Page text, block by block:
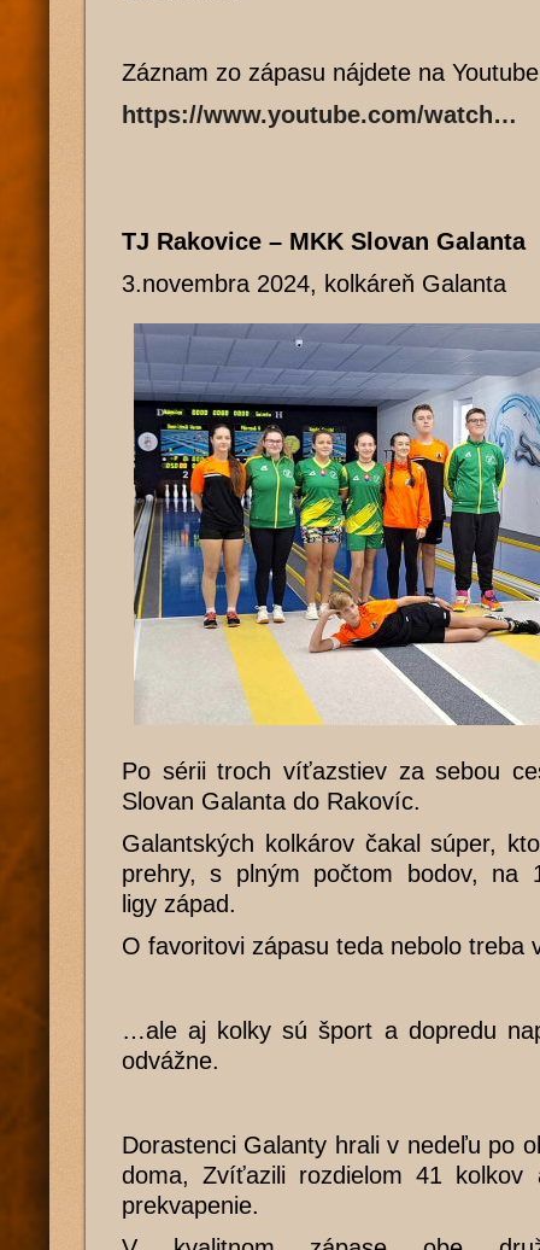
Záznam zo zápasu nájdete na
https://www.youtube.com/watch…
TJ Rakovice – MKK Slovan
3.novembra 2024, kolkáreň Galanta
Po sérii troch víťazstiev za sebou
Slovan Galanta do Rakovíc.
Galantských kolkárov čakal súper,
prehry, s plným počtom bodov, na
ligy západ.
O favoritovi zápasu teda nebolo treba
…ale aj kolky sú šport a dopredu
odvážne.
Dorastenci Galanty hrali v nedeľu po
doma, Zvíťazili rozdielom 41
prekvapenie.